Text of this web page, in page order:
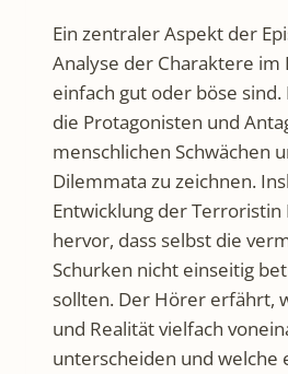
Ein zentraler Aspekt der
Analyse der Charaktere im
einfach gut oder böse
die Protagonisten und
menschlichen Schwächen
Dilemmata zu zeichnen.
Entwicklung der Terroristin
hervor, dass selbst die
Schurken nicht einseitig
sollten. Der Hörer erfährt,
und Realität vielfach
unterscheiden und welche